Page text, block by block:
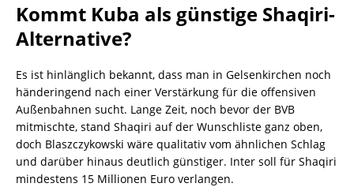
Kommt Kuba als günstige Shaqiri-
Alternative?
Es ist hinlänglich bekannt, dass man in Gelsenkirchen noch
händeringend nach einer Verstärkung für die offensiven
Außenbahnen sucht. Lange Zeit, noch bevor der BVB
mitmischte, stand Shaqiri auf der Wunschliste ganz oben,
doch Blaszczykowski wäre qualitativ vom ähnlichen Schlag
und darüber hinaus deutlich günstiger. Inter soll für Shaqiri
mindestens 15 Millionen Euro verlangen.